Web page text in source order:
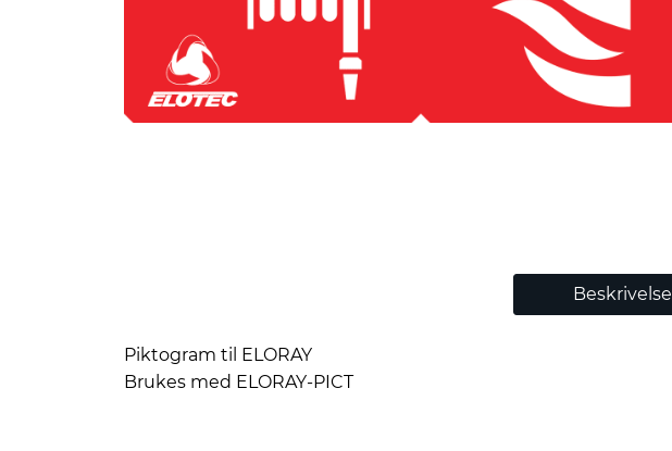
Beskrivelse
Piktogram til ELORAY
Brukes med ELORAY-PICT